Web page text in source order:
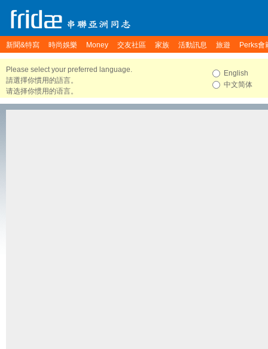
新聞&特寫 時尚娛樂 Money 交友社區 家族 活動訊息 旅遊 Perks會
Please select your preferred language.
請選擇你慣用的語言。
请选择你惯用的语言。
English
中文简体